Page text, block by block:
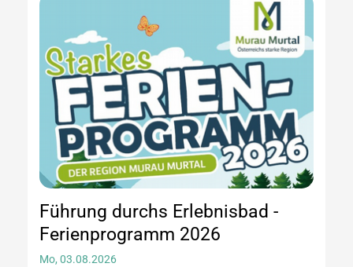
Führung durchs Erlebnisbad -
Ferienprogramm 2026
Mo, 03.08.2026